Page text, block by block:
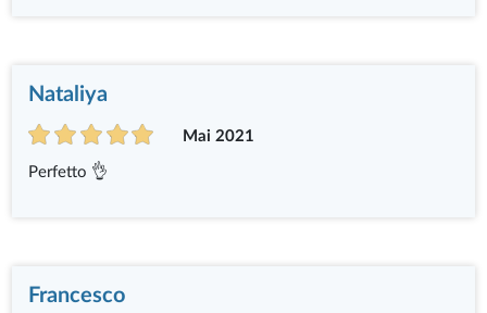
Nataliya
Mai 2021
Perfetto 👌
Francesco